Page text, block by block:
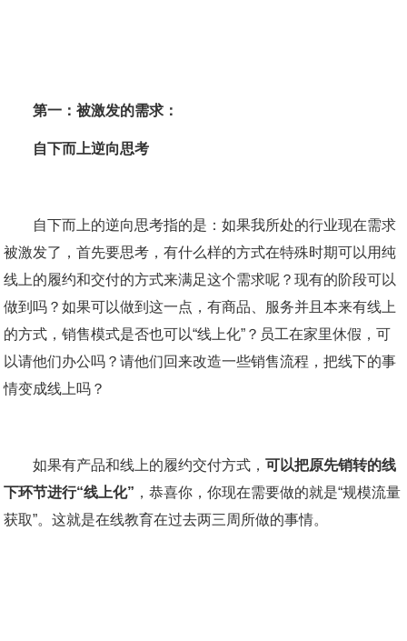
第一：被激发的需求：
自下而上逆向思考
自下而上的逆向思考指的是：如果我所处的行业现在需求
被激发了，首先要思考，有什么样的方式在特殊时期可以用纯
线上的履约和交付的方式来满足这个需求呢？现有的阶段可以
做到吗？如果可以做到这一点，有商品、服务并且本来有线上
的方式，销售模式是否也可以“线上化”？员工在家里休假，可
以请他们办公吗？请他们回来改造一些销售流程，把线下的事
情变成线上吗？
如果有产品和线上的履约交付方式，可以把原先销转的线
下环节进行“线上化” ，恭喜你，你现在需要做的就是“规模流量
获取”。这就是在线教育在过去两三周所做的事情。